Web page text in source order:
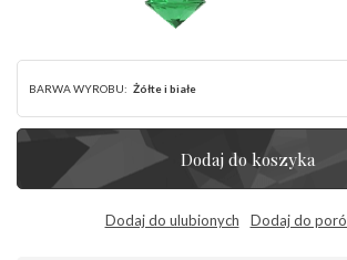
BARWA WYROBU: Żółte i białe
Dodaj do koszyka
Dodaj do ulubionych Dodaj do